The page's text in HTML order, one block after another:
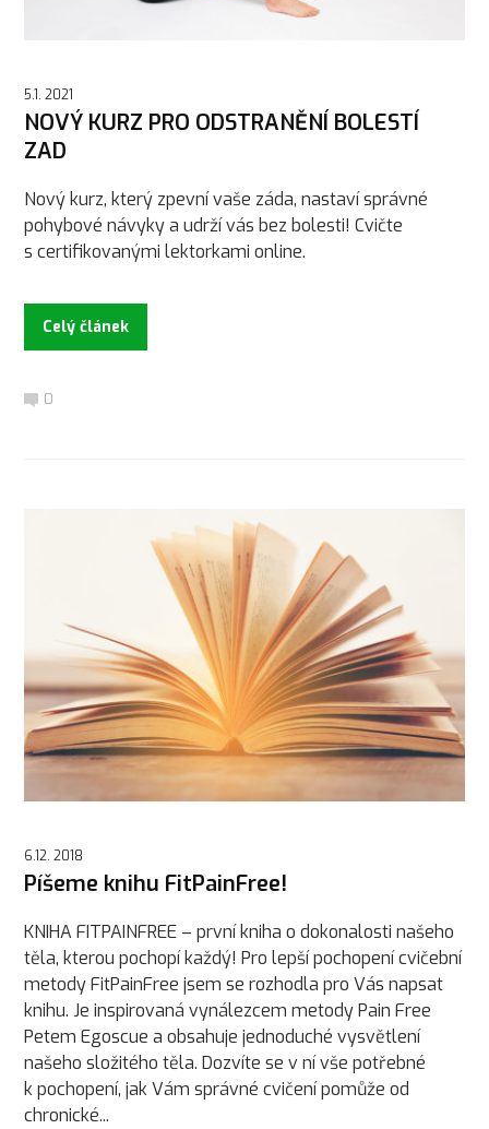
5.1. 2021
NOVÝ KURZ PRO ODSTRANĚNÍ BOLESTÍ
ZAD
Nový kurz, který zpevní vaše záda, nastaví správné
pohybové návyky a udrží vás bez bolesti! Cvičte
s certifikovanými lektorkami online.
Celý článek
0
6.12. 2018
Píšeme knihu FitPainFree!
KNIHA FITPAINFREE – první kniha o dokonalosti našeho
těla, kterou pochopí každý! Pro lepší pochopení cvičební
metody FitPainFree jsem se rozhodla pro Vás napsat
knihu. Je inspirovaná vynálezcem metody Pain Free
Petem Egoscue a obsahuje jednoduché vysvětlení
našeho složitého těla. Dozvíte se v ní vše potřebné
k pochopení, jak Vám správné cvičení pomůže od
chronické...